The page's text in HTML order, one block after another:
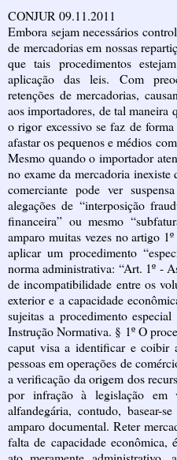
CONJUR 09.11.2011
Embora sejam necessários
de mercadorias em nossas
que tais procedimentos
aplicação das leis. Com
retenções de mercadorias,
aos importadores, de tal maneira
o rigor excessivo se faz de
afastar os pequenos e médios
Mesmo quando o importador
no exame da mercadoria
comerciante pode ver
alegações de “interposição
financeira” ou mesmo
amparo muitas vezes no artigo
aplicar um procedimento
norma administrativa: “Art. 1º -
de incompatibilidade entre os
exterior e a capacidade
sujeitas a procedimento
Instrução Normativa. § 1º O
caput visa a identificar e coibir
pessoas em operações de
a verificação da origem dos
por infração à legislação em
alfandegária, contudo, basear-
amparo documental. Reter
falta de capacidade